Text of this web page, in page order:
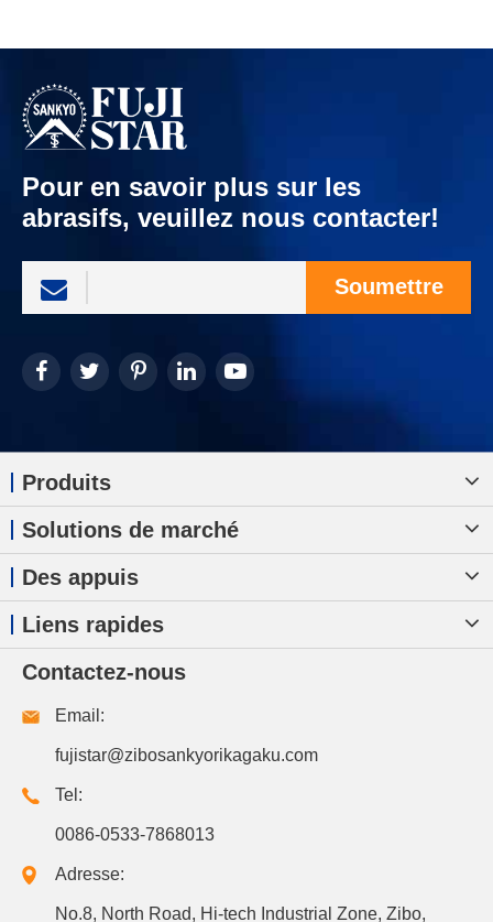
Pour en savoir plus sur les
abrasifs, veuillez nous contacter!
Soumettre
Produits
Solutions de marché
Des appuis
Liens rapides
Contactez-nous
Email:
fujistar@zibosankyorikagaku.com
Tel:
0086-0533-7868013
Adresse:
No.8, North Road, Hi-tech Industrial Zone, Zibo,